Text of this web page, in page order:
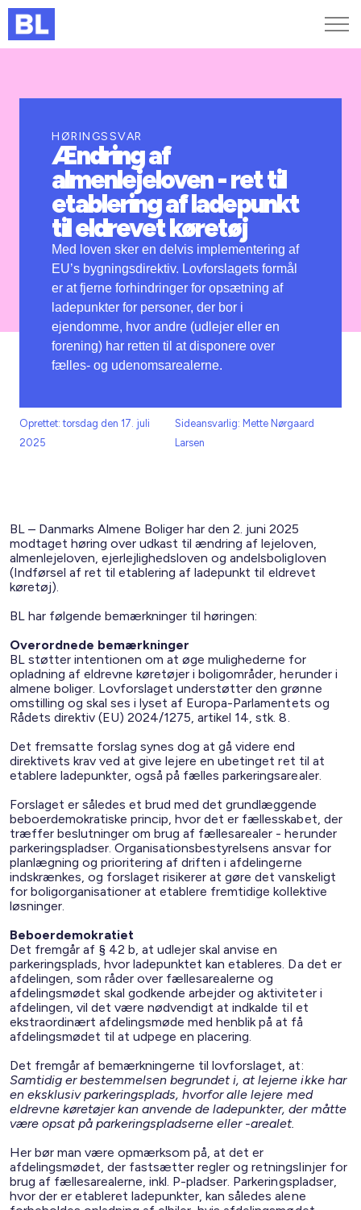
Kurser og arrangementer
Jobportalen
HØRINGSSVAR
Ændring af
almenlejeloven - ret til
etablering af ladepunkt
til eldrevet køretøj
Med loven sker en delvis implementering af
EU’s bygningsdirektiv. Lovforslagets formål
er at fjerne forhindringer for opsætning af
ladepunkter for personer, der bor i
ejendomme, hvor andre (udlejer eller en
forening) har retten til at disponere over
fælles- og udenomsarealerne.
Oprettet: torsdag den 17. juli
2025
Sideansvarlig: Mette Nørgaard
Larsen
BL – Danmarks Almene Boliger har den 2. juni 2025
modtaget høring over udkast til ændring af lejeloven,
almenlejeloven, ejerlejlighedsloven og andelsboligloven
(Indførsel af ret til etablering af ladepunkt til eldrevet
køretøj).
BL har følgende bemærkninger til høringen:
Overordnede bemærkninger
BL støtter intentionen om at øge mulighederne for
opladning af eldrevne køretøjer i boligområder, herunder i
almene boliger. Lovforslaget understøtter den grønne
omstilling og skal ses i lyset af Europa-Parlamentets og
Rådets direktiv (EU) 2024/1275, artikel 14, stk. 8.
Det fremsatte forslag synes dog at gå videre end
direktivets krav ved at give lejere en ubetinget ret til at
etablere ladepunkter, også på fælles parkeringsarealer.
Forslaget er således et brud med det grundlæggende
beboerdemokratiske princip, hvor det er fællesskabet, der
træffer beslutninger om brug af fællesarealer - herunder
parkeringspladser. Organisationsbestyrelsens ansvar for
planlægning og prioritering af driften i afdelingerne
indskrænkes, og forslaget risikerer at gøre det vanskeligt
for boligorganisationer at etablere fremtidige kollektive
løsninger.
Beboerdemokratiet
Det fremgår af § 42 b, at udlejer skal anvise en
parkeringsplads, hvor ladepunktet kan etableres. Da det er
afdelingen, som råder over fællesarealerne og
afdelingsmødet skal godkende arbejder og aktiviteter i
afdelingen, vil det være nødvendigt at indkalde til et
ekstraordinært afdelingsmøde med henblik på at få
afdelingsmødet til at udpege en placering.
Det fremgår af bemærkningerne til lovforslaget, at:
Samtidig er bestemmelsen begrundet i, at lejerne ikke har
en eksklusiv parkeringsplads, hvorfor alle lejere med
eldrevne køretøjer kan anvende de ladepunkter, der måtte
være opsat på parkeringspladserne eller -arealet.
Her bør man være opmærksom på, at det er
afdelingsmødet, der fastsætter regler og retningslinjer for
brug af fællesarealerne, inkl. P-pladser. Parkeringspladser,
hvor der er etableret ladepunkter, kan således alene